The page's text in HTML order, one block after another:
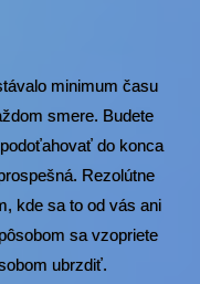
minimum času
smere. Budete
do konca
Rezolútne
kde sa to od vás ani
sa vzopriete
ubrzdiť.